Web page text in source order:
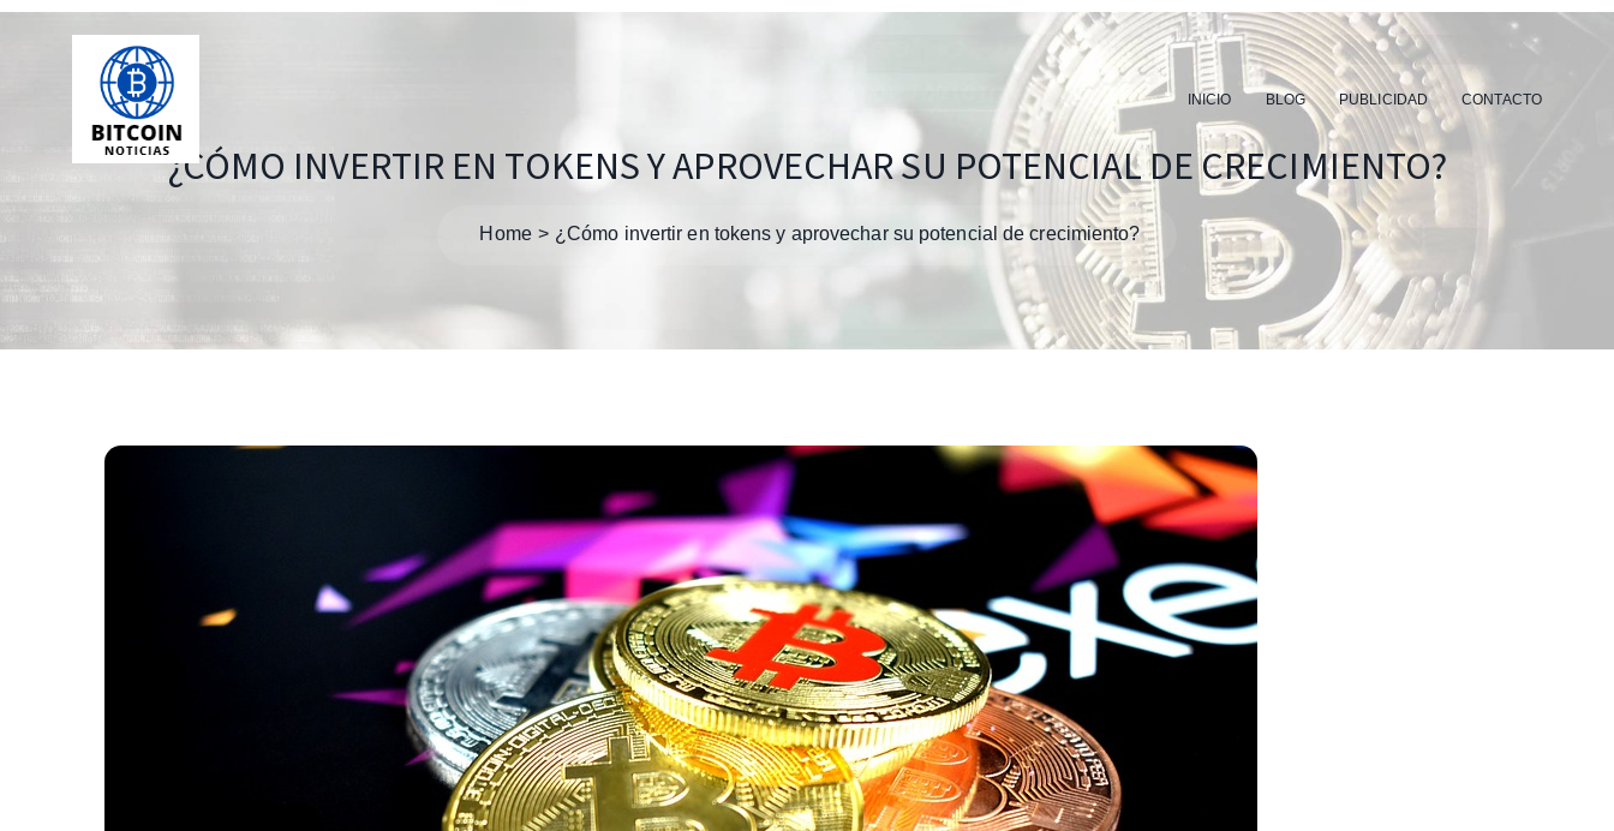
INICIO BLOG PUBLICIDAD CONTACTO
¿CÓMO INVERTIR EN TOKENS Y APROVECHAR SU POTENCIAL DE CRECIMIENTO?
Home ¿Cómo invertir en tokens y aprovechar su potencial de crecimiento?
Navegación
entradas